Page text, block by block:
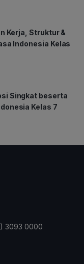
Kerja, Struktur &
Indonesia Kelas
Singkat beserta
Kelas 7
3093 0000